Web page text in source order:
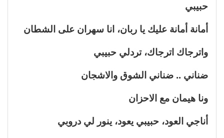
حبيبي
أمانة أمانة عليك يا ربان، انا سهران على الشطان
واترجاك اترجاك، تردلي حبيبي
ضناني .. ضناني الشوق والاشجان
ونا هيمان مع الاحزان
أناجي العود، حبيبي يعود، ينور لي دروبي